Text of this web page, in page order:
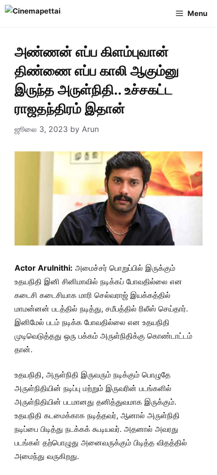
Skip
Menu
அண்ணன் எப்ப கிளம்புவான்
திண்ணை எப்ப காலி ஆகும்னு
இருந்த அருள்நிதி.. உச்சகட்ட
ராஜதந்திரம் இதான்
ஜூலை 3, 2023 by Arun
Actor Arulnithi: அமைச்சர் பொறுப்பில் இருக்கும்
உதயநிதி இனி சினிமாவில் நடிக்கப் போவதில்லை என
கடைசி கடைசியாக மாரி செல்வராஜ் இயக்கத்தில்
மாமன்னன் படத்தில் நடித்து, சமீபத்தில் ரிலீஸ் செய்தார்.
இனிமேல் படம் நடிக்க போவதில்லை என உதயநிதி
முடிவெடுத்தது ஒரு பக்கம் அருள்நிதிக்கு கொண்டாட்டம்
தான்.
உதயநிதி, அருள்நிதி இருவரும் நடிக்கும் பொழுதே
அருள்நிதியின் நடிப்பு மற்றும் இருவரின் படங்களில்
அருள்நிதியின் படமானது தனித்துவமாக இருக்கும்.
உதயநிதி கடமைக்காக நடித்தவர், ஆனால் அருள்நிதி
நடிப்பை பிடித்து நடக்கக் கூடியவர். அதனால் அவரது
படங்கள் தற்பொழுது அனைவருக்கும் பிடித்த விதத்தில்
அமைந்து வருகிறது.